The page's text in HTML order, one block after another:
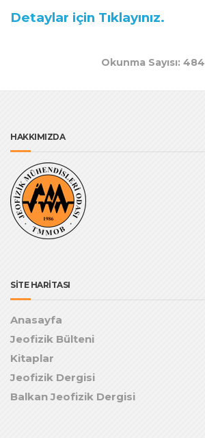
Detaylar için Tıklayınız.
Okunma Sayısı: 484
HAKKIMIZDA
SİTE HARİTASI
Anasayfa
Jeofizik Bülteni
Kitaplar
Jeofizik Dergisi
Balkan Jeofizik Dergisi